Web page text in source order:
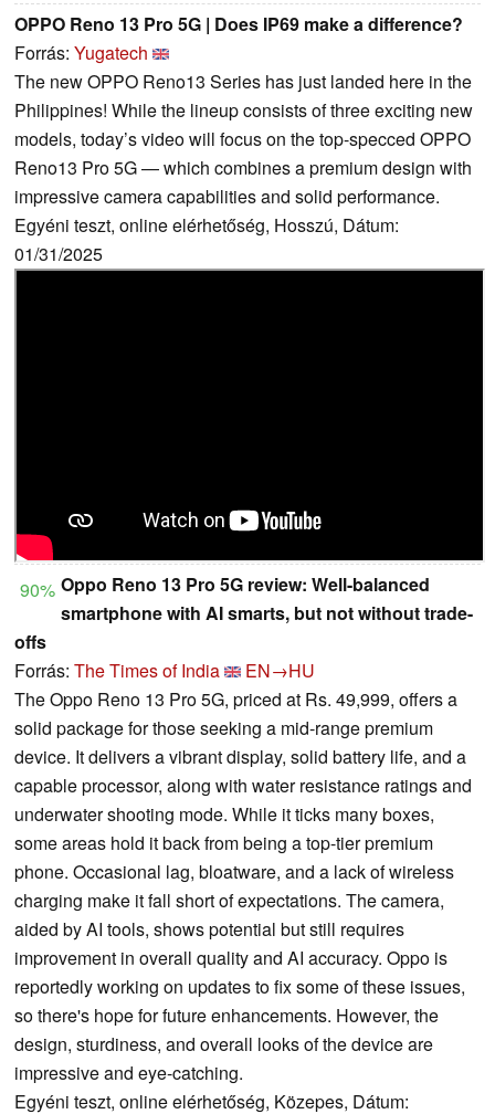
OPPO Reno 13 Pro 5G | Does IP69 make a difference?
Forrás: Yugatech
The new OPPO Reno13 Series has just landed here in the
Philippines! While the lineup consists of three exciting new
models, today’s video will focus on the top-specced OPPO
Reno13 Pro 5G — which combines a premium design with
impressive camera capabilities and solid performance.
Egyéni teszt, online elérhetőség, Hosszú, Dátum:
01/31/2025
90% Oppo Reno 13 Pro 5G review: Well-balanced
smartphone with AI smarts, but not without trade-
offs
Forrás: The Times of India
EN→HU
The Oppo Reno 13 Pro 5G, priced at Rs. 49,999, offers a
solid package for those seeking a mid-range premium
device. It delivers a vibrant display, solid battery life, and a
capable processor, along with water resistance ratings and
underwater shooting mode. While it ticks many boxes,
some areas hold it back from being a top-tier premium
phone. Occasional lag, bloatware, and a lack of wireless
charging make it fall short of expectations. The camera,
aided by AI tools, shows potential but still requires
improvement in overall quality and AI accuracy. Oppo is
reportedly working on updates to fix some of these issues,
so there's hope for future enhancements. However, the
design, sturdiness, and overall looks of the device are
impressive and eye-catching.
Egyéni teszt, online elérhetőség, Közepes, Dátum: